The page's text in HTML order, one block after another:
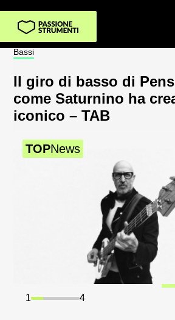
Bassi
Il giro di basso di
come Saturnino ha
iconico – TAB
TOPNews
2 4